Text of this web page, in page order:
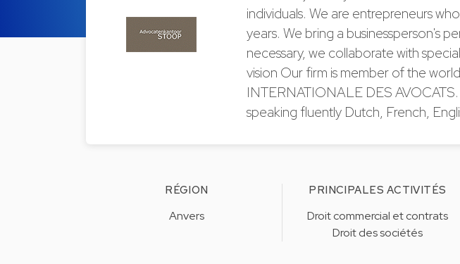
individuals. We are entrepreneurs
years. We bring a businessperson's
necessary, we collaborate with
vision Our firm is member of the
INTERNATIONALE DES
speaking fluently Dutch, French,
RÉGION
Anvers
PRINCIPALES ACTIVITÉS
Droit commercial et contrats
Droit des sociétés